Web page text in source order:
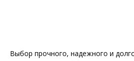
Выбор прочного, надежного и